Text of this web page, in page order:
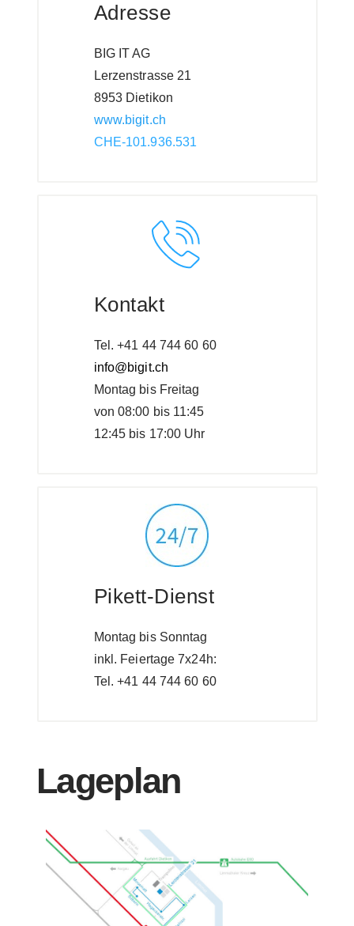
Adresse
BIG IT AG
Lerzenstrasse 21
8953 Dietikon
www.bigit.ch
CHE-101.936.531
Kontakt
Tel. +41 44 744 60 60
info@bigit.ch
Montag bis Freitag
von 08:00 bis 11:45
12:45 bis 17:00 Uhr
Pikett-Dienst
Montag bis Sonntag
inkl. Feiertage 7x24h:
Tel. +41 44 744 60 60
Lageplan